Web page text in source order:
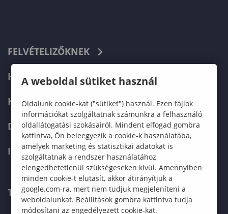
FELVÉTELIZŐKNEK
HALLGATÓKNAK
KÉPZÉSEK
DOKTORI ISKOLA
INTERNATIONAL
TELEFONKÖNYV
A weboldal sütiket használ
Oldalunk cookie-kat ("sütiket") használ. Ezen fájlok
információkat szolgáltatnak számunkra a felhasználó
oldallátogatási szokásairól. Mindent elfogad gombra
kattintva, Ön beleegyezik a cookie-k használatába,
amelyek marketing és statisztikai adatokat is
szolgáltatnak a rendszer használatához
elengedhetetlenül szükségeseken kívül. Amennyiben
minden cookie-t elutasít, akkor átirányítjuk a
google.com-ra, mert nem tudjuk megjeleníteni a
weboldalunkat. Beállítások gombra kattintva tudja
módosítani az engedélyezett cookie-kat.